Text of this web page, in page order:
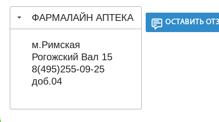
ФАРМАЛАЙН АПТЕКА
м.Римская
Рогожский Вал 15
8(495)255-09-25
доб.04
ОСТАВИТЬ